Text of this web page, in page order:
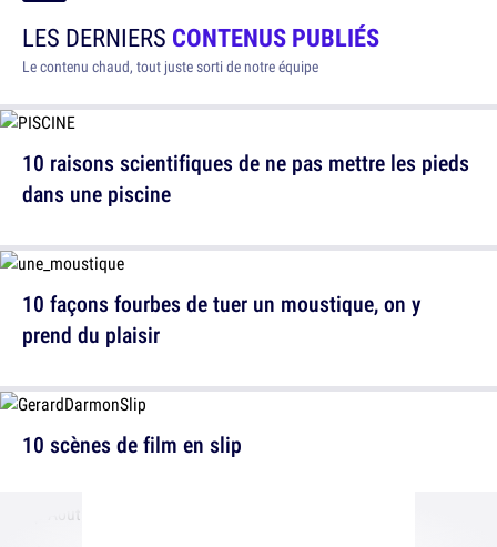
LES DERNIERS CONTENUS PUBLIÉS
Le contenu chaud, tout juste sorti de notre équipe
10 raisons scientifiques de ne pas mettre les pieds
dans une piscine
10 scènes de film en slip
10 façons fourbes de tuer un moustique, on y
prend du plaisir